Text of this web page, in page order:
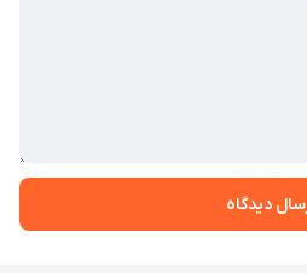
دیدگاه